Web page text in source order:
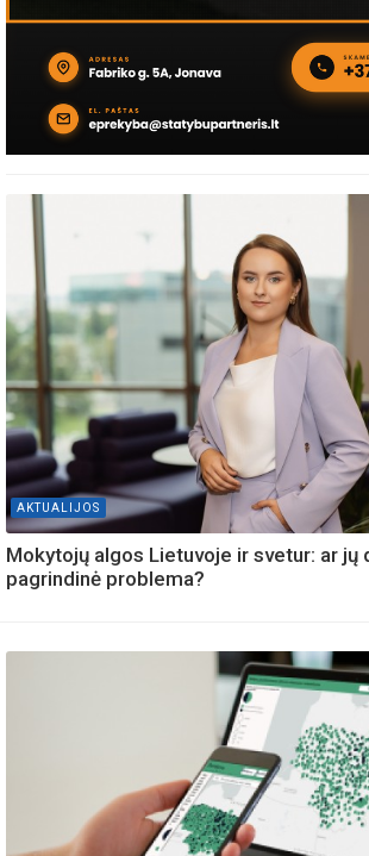
AKTUALIJOS
Mokytojų algos Lietuvoje ir svetur: ar jų
pagrindinė problema?